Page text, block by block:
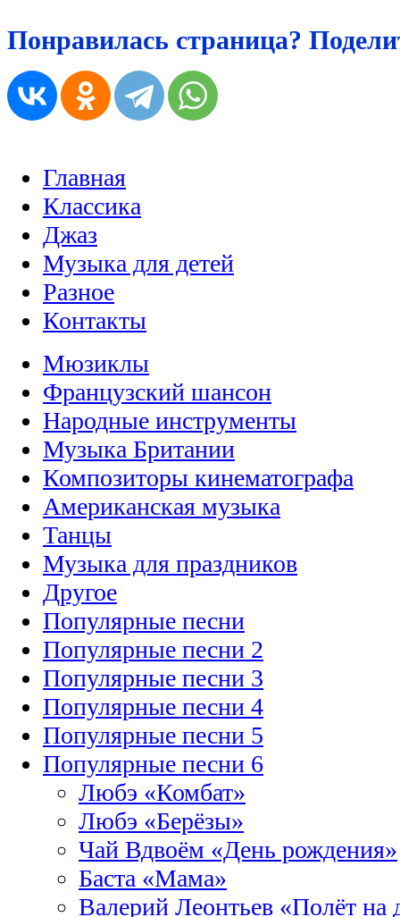
Понравилась страница?
Главная
Классика
Джаз
Музыка для детей
Разное
Контакты
Мюзиклы
Французский шансон
Народные инструменты
Музыка Британии
Композиторы кинематографа
Американская музыка
Танцы
Музыка для праздников
Другое
Популярные песни
Популярные песни 2
Популярные песни 3
Популярные песни 4
Популярные песни 5
Популярные песни 6
Любэ «Комбат»
Любэ «Берёзы»
Чай Вдвоём «День рождения»
Баста «Мама»
Валерий Леонтьев «Полёт на